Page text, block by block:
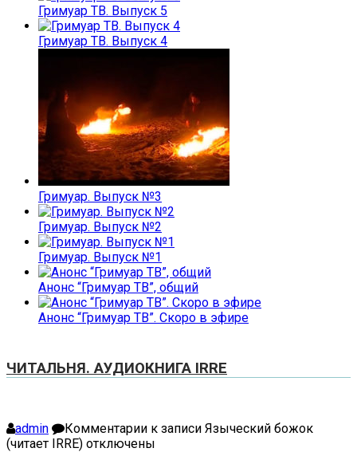
Гримуар ТВ. Выпуск 5
Гримуар ТВ. Выпуск 4
Гримуар. Выпуск №3
Гримуар. Выпуск №2
Гримуар. Выпуск №1
Анонс “Гримуар ТВ”, общий
Анонс “Гримуар ТВ”. Скоро в эфире
ЧИТАЛЬНЯ. АУДИОКНИГА IRRE
admin Комментарии к записи Языческий божок
(читает IRRE) отключены